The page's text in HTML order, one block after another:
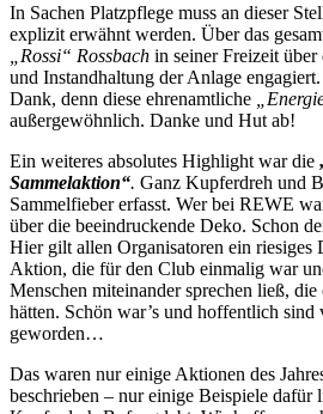
In Sachen Platzpflege muss an dieser
explizit erwähnt werden. Über das
„Rossi“ Rossbach in seiner Freizeit
und Instandhaltung der Anlage
Dank, denn diese ehrenamtliche
außergewöhnlich. Danke und Hut ab!
Ein weiteres absolutes Highlight war die
Sammelaktion“. Ganz Kupferdreh und
Sammelfieber erfasst. Wer bei REWE
über die beeindruckende Deko. Schon
Hier gilt allen Organisatoren ein riesiges
Aktion, die für den Club einmalig war
Menschen miteinander sprechen ließ,
hätten. Schön war’s und hoffentlich
geworden…
Das waren nur einige Aktionen des
beschrieben – nur einige Beispiele dafür